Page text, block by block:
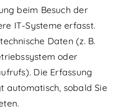
beim Besuch der
IT-Systeme erfasst.
Daten (z. B.
oder
Die Erfassung
automatisch, sobald Sie